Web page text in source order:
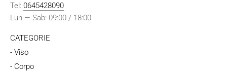
Tel: 0645428090
Lun — Sab: 09:00 / 18:00
CATEGORIE
- Viso
- Corpo